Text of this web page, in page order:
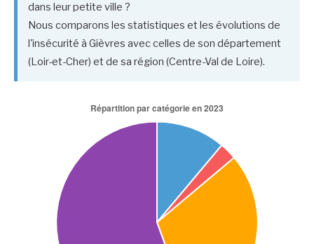
dans leur petite ville ?
Nous comparons les statistiques et les évolutions de
l'insécurité à Gièvres avec celles de son département
(Loir-et-Cher) et de sa région (Centre-Val de Loire).